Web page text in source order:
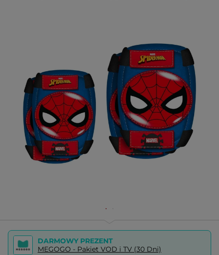
DARMOWY PREZENT
MEGOGO - Pakiet VOD i TV (30 Dni)